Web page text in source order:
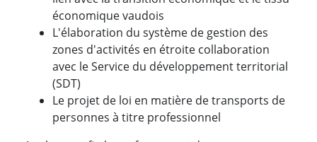
économique vaudois
L'élaboration du système de gestion des
zones d'activités en étroite collaboration
avec le Service du développement territorial
(SDT)
Le projet de loi en matière de transports de
personnes à titre professionnel